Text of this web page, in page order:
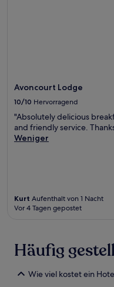
Avoncourt Lodge
10/10 Hervorragend
"Absolutely delicious
and friendly service.
Weniger
Kurt Aufenthalt von 1 Nacht
Vor 4 Tagen gepostet
Häufig
Wie viel kostet ein